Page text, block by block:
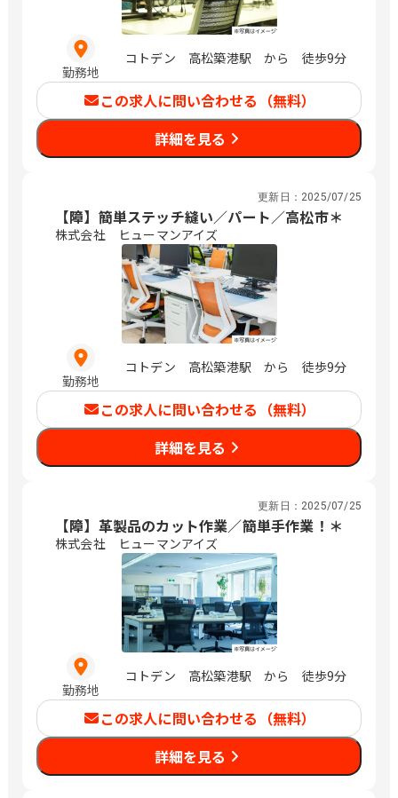
勤務地
コトデン 高松築港駅 から 徒歩9分
この求人に問い合わせる（無料）
詳細を見る
更新日： 2025/07/25
【障】簡単ステッチ縫い／パート／高松市＊
株式会社 ヒューマンアイズ
勤務地
コトデン 高松築港駅 から 徒歩9分
この求人に問い合わせる（無料）
詳細を見る
更新日： 2025/07/25
【障】革製品のカット作業／簡単手作業！＊
株式会社 ヒューマンアイズ
勤務地
コトデン 高松築港駅 から 徒歩9分
この求人に問い合わせる（無料）
詳細を見る